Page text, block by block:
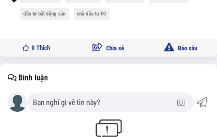
đầu tư bất động sản nhà đầu tư F0
0 Thích Chia sẻ Báo xấu
Bình luận